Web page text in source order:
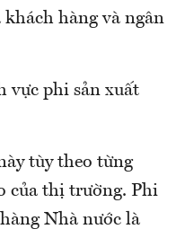
hàng và ngân
vực phi sản xuất
tùy theo từng
của thị trường. Phi
Nhà nước là